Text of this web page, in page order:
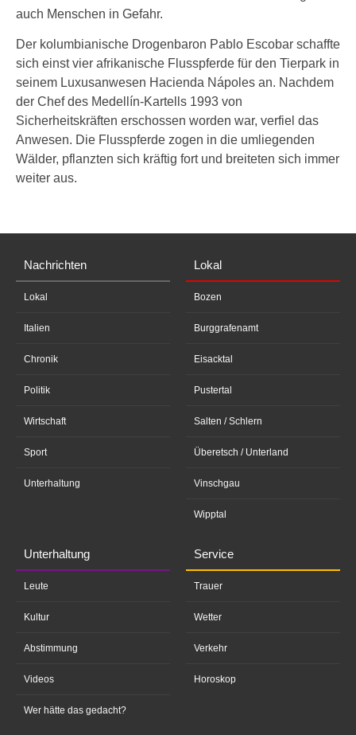
auch Menschen in Gefahr.
Der kolumbianische Drogenbaron Pablo Escobar schaffte
sich einst vier afrikanische Flusspferde für den Tierpark in
seinem Luxusanwesen Hacienda Nápoles an. Nachdem
der Chef des Medellín-Kartells 1993 von
Sicherheitskräften erschossen worden war, verfiel das
Anwesen. Die Flusspferde zogen in die umliegenden
Wälder, pflanzten sich kräftig fort und breiteten sich immer
weiter aus.
Nachrichten
Lokal
Italien
Chronik
Politik
Wirtschaft
Sport
Unterhaltung
Lokal
Bozen
Burggrafenamt
Eisacktal
Pustertal
Salten / Schlern
Überetsch / Unterland
Vinschgau
Wipptal
Unterhaltung
Leute
Kultur
Abstimmung
Videos
Wer hätte das gedacht?
Service
Trauer
Wetter
Verkehr
Horoskop